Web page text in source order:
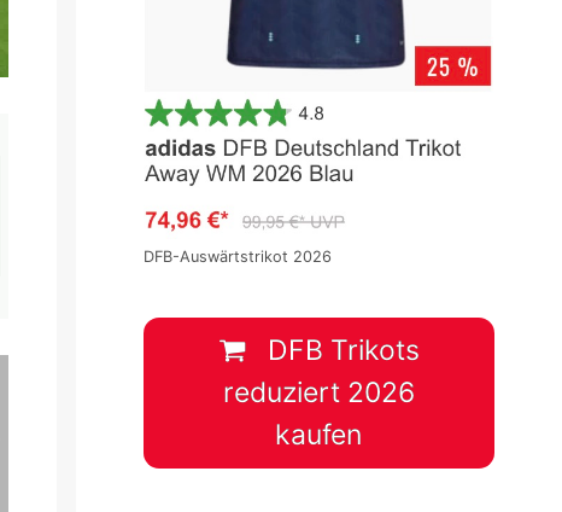
Spieltag 3
DFB-Auswärtstrikot 2026
DFB Trikots
reduziert 2026
kaufen